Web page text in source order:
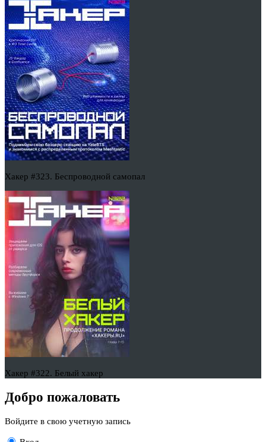
Хакер #323. Беспроводной самопал
Хакер #322. Белый хакер
Добро пожаловать
Войдите в свою учетную запись